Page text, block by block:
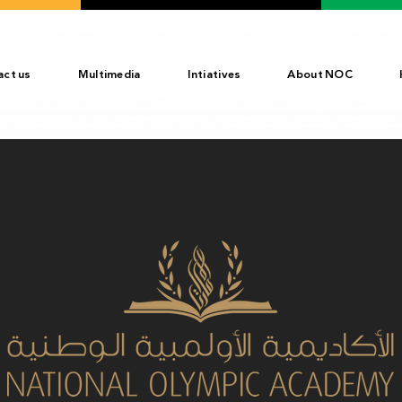
About NOC
Intiatives
Multimedia
us